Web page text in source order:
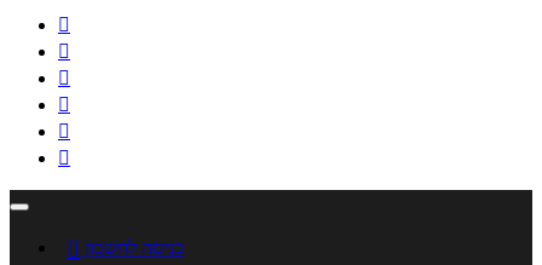






 כניסה לחשבון